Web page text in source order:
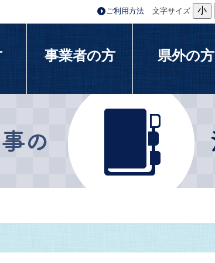
ご利用方法 文字サイズ 小
事業者の方 県外の方